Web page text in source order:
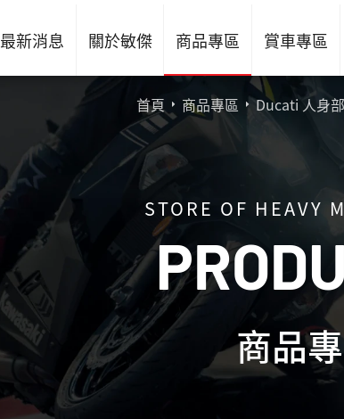
最新消息 關於敏傑 商品專區 賞車專區
STORE OF HEAVY
PRODU
商品
首頁 商品專區 Ducati 人身